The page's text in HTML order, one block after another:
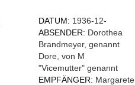
DATUM: 1936-12-
ABSENDER: Dorothea
Brandmeyer, genannt
Dore, von M
"Vicemutter" genannt
EMPFÄNGER: Margarete